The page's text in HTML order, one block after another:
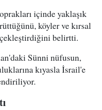
içinde yaklaşık
köyler ve kırsal
belirtti.
Sünni nüfusun,
kıyasla İsrail'e